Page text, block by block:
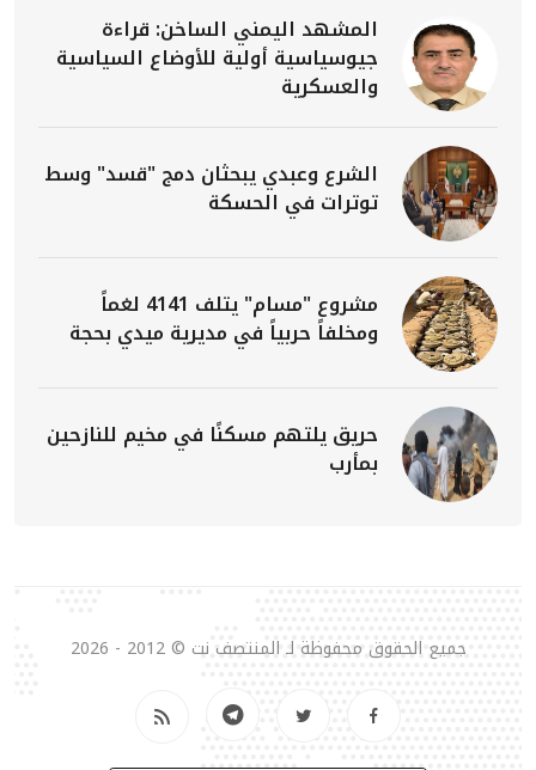
المشهد اليمني الساخن: قراءة
جيوسياسية أولية للأوضاع السياسية
والعسكرية
الشرع وعبدي يبحثان دمج "قسد" وسط
توترات في الحسكة
مشروع "مسام" يتلف 4141 لغماً
ومخلفاً حربياً في مديرية ميدي بحجة
حريق يلتهم مسكنًا في مخيم للنازحين
بمأرب
جميع الحقوق محفوظة لـ المنتصف نت © 2012 - 2026